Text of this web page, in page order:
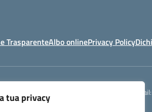
tua privacy
TrasparenteAlbo onlinePrivacy Policy
Email: